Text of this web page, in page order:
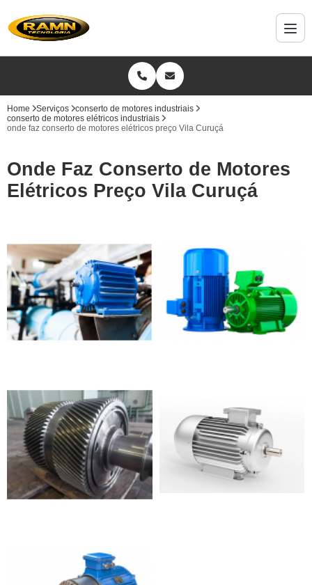
Home Serviços
conserto de motores industriais
conserto de motores elétricos industriais
onde faz conserto de motores elétricos preço Vila Curuçá
Onde Faz Conserto de Motores
Elétricos Preço Vila Curuçá